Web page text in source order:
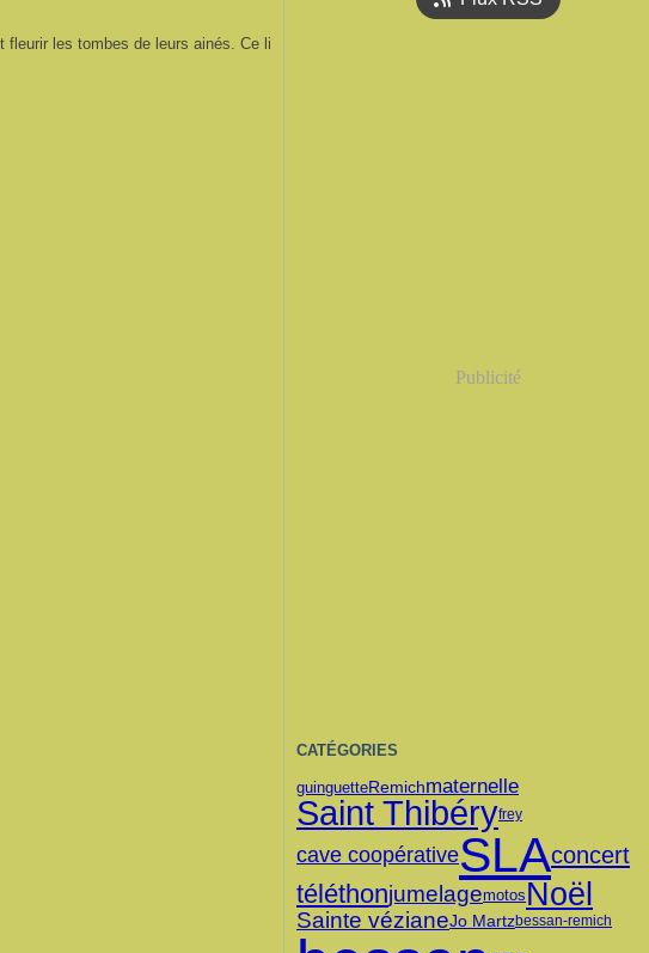
fleurir les tombes de leurs ainés. Ce li
Publicité
CATÉGORIES
guinguetteRemichmaternelle
Saint Thibéryfrey
cave coopérativeSLAconcert
téléthonjumelagemotos Noël
Sainte vézianeJo Martzbessan-remich